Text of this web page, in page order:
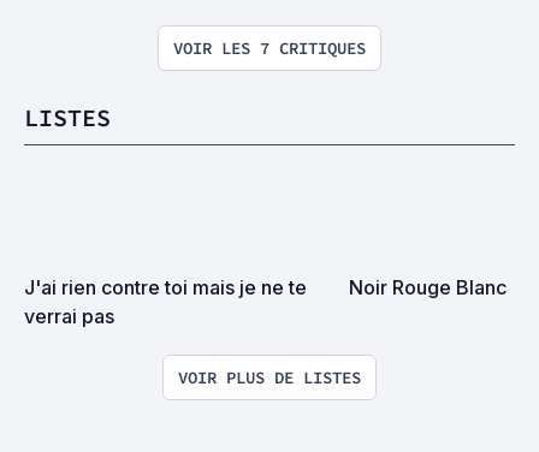
VOIR LES 7 CRITIQUES
LISTES
J'ai rien contre toi mais je ne te
verrai pas
Noir Rouge Blanc
VOIR PLUS DE LISTES